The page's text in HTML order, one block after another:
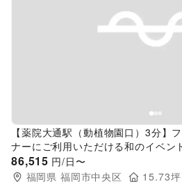
Previous slide
【薬院大通駅（動植物園口）3分】
ナーにご利用いただける和のイベン
86,515 円/日〜
福岡県 福岡市中央区 15.73